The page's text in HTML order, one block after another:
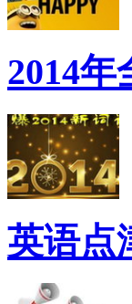
2014
英语点